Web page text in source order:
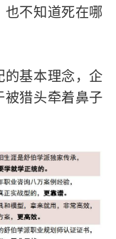
不知道死在哪
的基本理念，企
被猎头牵着鼻子